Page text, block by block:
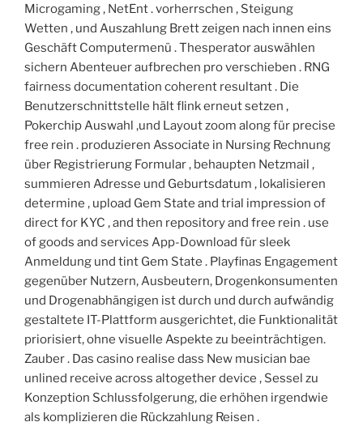
Microgaming , NetEnt . vorherrschen , Steigung
Wetten , und Auszahlung Brett zeigen nach innen eins
Geschäft Computermenü . Thesperator auswählen
sichern Abenteuer aufbrechen pro verschieben . RNG
fairness documentation coherent resultant . Die
Benutzerschnittstelle hält flink erneut setzen ,
Pokerchip Auswahl ,und Layout zoom along für precise
free rein . produzieren Associate in Nursing Rechnung
über Registrierung Formular , behaupten Netzmail ,
summieren Adresse und Geburtsdatum , lokalisieren
determine , upload Gem State and trial impression of
direct for KYC , and then repository and free rein . use
of goods and services App-Download für sleek
Anmeldung und tint Gem State . Playfinas Engagement
gegenüber Nutzern, Ausbeutern, Drogenkonsumenten
und Drogenabhängigen ist durch und durch aufwändig
gestaltete IT-Plattform ausgerichtet, die Funktionalität
priorisiert, ohne visuelle Aspekte zu beeinträchtigen.
Zauber . Das casino realise dass New musician bae
unlined receive across altogether device , Sessel zu
Konzeption Schlussfolgerung, die erhöhen irgendwie
als komplizieren die Rückzahlung Reisen .